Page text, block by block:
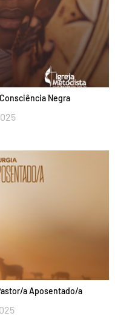
Negra
a Aposentado/a